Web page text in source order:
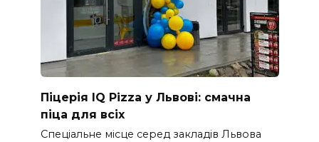
Піцерія IQ Pizza у Львові: смачна
піца для всіх
Спеціальне місце серед закладів Львова